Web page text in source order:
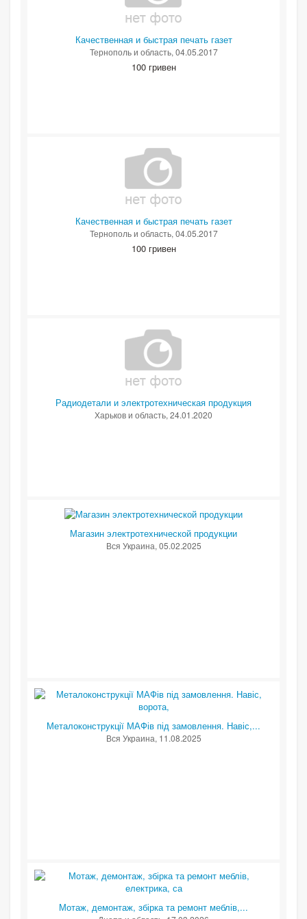
Качественная и быстрая печать газет
Тернополь и область, 04.05.2017
100 гривен
Качественная и быстрая печать газет
Тернополь и область, 04.05.2017
100 гривен
Радиодетали и электротехническая продукция
Харьков и область, 24.01.2020
Магазин электротехнической продукции
Вся Украина, 05.02.2025
Металоконструкції МАФів під замовлення. Навіс,...
Вся Украина, 11.08.2025
Мотаж, демонтаж, збірка та ремонт меблів,...